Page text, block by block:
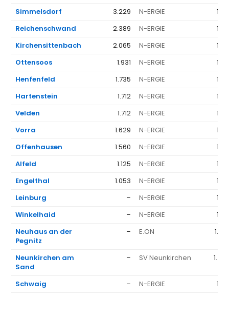
Simmelsdorf
3.229 N-ERGIE
Reichenschwand
2.389 N-ERGIE
Kirchensittenbach
2.065 N-ERGIE
Ottensoos
1.931 N-ERGIE
Henfenfeld
1.735 N-ERGIE
Hartenstein
1.712 N-ERGIE
Velden
1.712 N-ERGIE
Vorra
1.629 N-ERGIE
Offenhausen
1.560 N-ERGIE
Alfeld
1.125 N-ERGIE
Engelthal
1.053 N-ERGIE
Leinburg
– N-ERGIE
Winkelhaid
– N-ERGIE
Neuhaus an der
Pegnitz
– E.ON
Neunkirchen am
Sand
– SV Neunkirchen
Schwaig – N-ERGIE